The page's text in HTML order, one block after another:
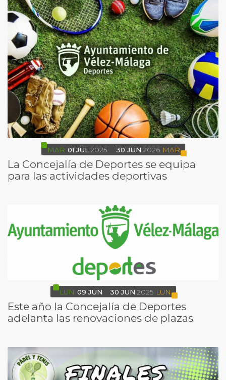
MAR 01 JUL 2025 30 JUN 2026 MAR
La Concejalía de Deportes se equipa
para las actividades deportivas
LUN 09 JUN 30 JUN 2025 LUN
Este año la Concejalía de Deportes
adelanta las renovaciones de plazas